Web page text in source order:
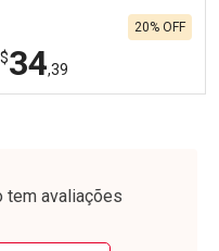
34,39
20% OFF
Menos
tem avaliações